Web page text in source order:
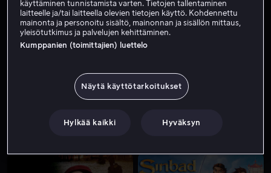
Alk. 3,99 €
käyttäminen tunnistamista varten. Tietojen tallentaminen
laitteelle ja/tai laitteella olevien tietojen käyttö. Kohdennettu
mainonta ja personoitu sisältö, mainonnan ja sisällön mittaus,
yleisötutkimus ja palvelujen kehittäminen.
Kumppanien (toimittajien) luettelo
Näytä käyttötarkoitukset
Hylkää kaikki Hyväksyn